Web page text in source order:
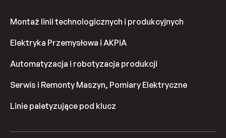
Montaż linii technologicznych i produkcyjnych
Elektryka Przemysłowa i AKPiA
Automatyzacja i robotyzacja produkcji
Serwis i Remonty Maszyn, Pomiary Elektryczne
Linie paletyzujące pod klucz